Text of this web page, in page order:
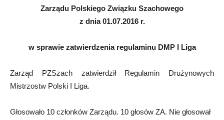
Zarządu Polskiego Związku Szachowego
z dnia 01.07.2016 r.
w sprawie zatwierdzenia regulaminu DMP I Liga
Zarząd PZSzach zatwierdził Regulamin Drużynowych
Mistrzostw Polski I Liga.
Głosowało 10 członków Zarządu. 10 głosów ZA. Nie głosował